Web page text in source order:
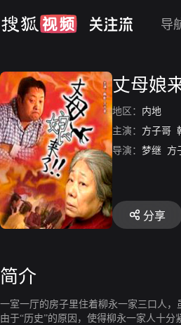
导
丈母娘
地区： 内地
主演： 方子哥
导演： 梦继 方
分享
简介
一室一厅的房子里住着柳永一家三口人
由于“历史”的原因，使得柳永一家人十